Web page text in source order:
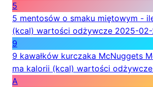
5
5 mentosów o smaku miętowym -
(kcal) wartości odżywcze 2025-
9
9 kawałków kurczaka McNuggets
ma kalorii (kcal) wartości odżywcze
A